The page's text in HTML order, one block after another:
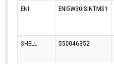
ENI ENI5W30ISINTMS1
SHELL 550046352